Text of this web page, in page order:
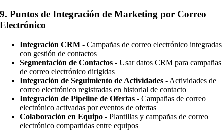
9. Puntos de Integración de Marketing por Correo
Electrónico
Integración CRM - Campañas de correo electrónico integradas
con gestión de contactos
Segmentación de Contactos - Usar datos CRM para campañas
de correo electrónico dirigidas
Integración de Seguimiento de Actividades - Actividades de
correo electrónico registradas en historial de contacto
Integración de Pipeline de Ofertas - Campañas de correo
electrónico activadas por eventos de ofertas
Colaboración en Equipo - Plantillas y campañas de correo
electrónico compartidas entre equipos